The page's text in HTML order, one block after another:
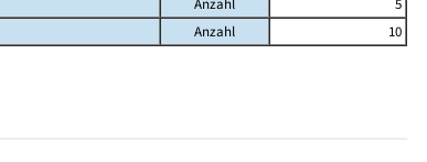
Anzahl 10